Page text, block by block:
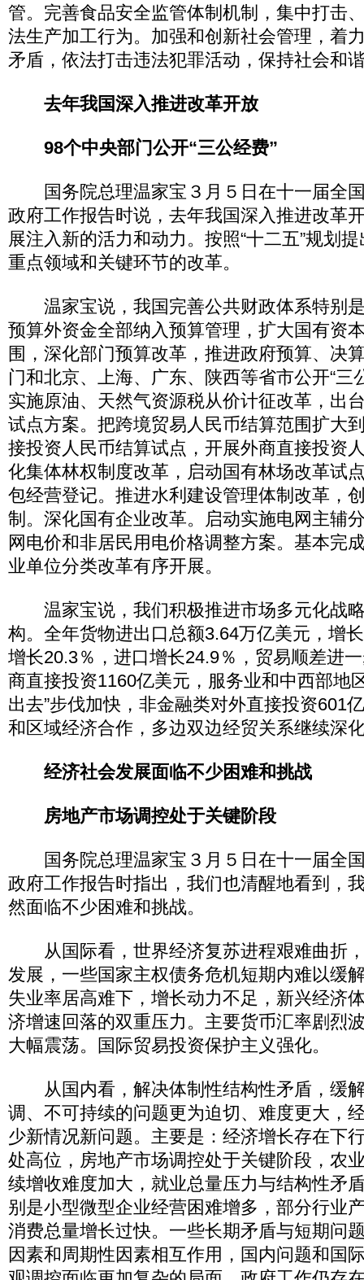
管。完善食品安全监管体制机制，集中打击
法生产加工行为。加强和创新社会管理，着
矛盾，依法打击违法犯罪活动，保持社会和
去年我国深入推进改革开放
98个中央部门公开“三公经费”
国务院总理温家宝３月５日在十一届全
政府工作报告时说，去年我国深入推进改革
展注入新的活力和动力。按照“十二五”规划
重点领域和关键环节的改革。
温家宝说，我国完善公共财政体系特别
预算外资金全部纳入预算管理，扩大国有资
围，深化部门预算改革，推进政府预算、决
门和北京、上海、广东、陕西等省市公开“三
实施原油、天然气资源税从价计征改革，出
试点方案。把跨境贸易人民币结算范围扩大
接投资人民币结算试点，开展外商直接投资
化集体林权制度改革，启动国有林场改革试
包经营登记。推进水利建设管理体制改革，
制。深化国有企业改革。启动实施电网主辅
网电价和非居民用电价格调整方案。基本完
业单位分类改革有序开展。
温家宝说，我们积极推进市场多元化战
构。全年货物进出口总额3.64万亿美元，增
增长20.3％，进口增长24.9％，贸易顺差进
商直接投资1160亿美元，服务业和中西部地
出去”步伐加快，非金融类对外直接投资601
和区域经济合作，多边双边经贸关系继续深
经济社会发展面临不少困难和挑战
房地产市场调控处于关键阶段
国务院总理温家宝３月５日在十一届全
政府工作报告时指出，我们也清醒地看到，
然面临不少困难和挑战。
从国际看，世界经济复苏进程艰难曲折
发展，一些国家主权债务危机短期内难以缓
失业率居高难下，增长动力不足，新兴经济
济增速回落的双重压力。主要货币汇率剧烈
大幅震荡。国际贸易投资保护主义强化。
从国内看，解决体制性结构性矛盾，缓
调、不可持续的问题更为迫切、难度更大，
少新情况新问题。主要是：经济增长存在下
处高位，房地产市场调控处于关键阶段，农
续增收难度加大，就业总量压力与结构性矛
别是小型微型企业经营困难增多，部分行业
消费总量增长过快。一些长期矛盾与短期问
因素和周期性因素相互作用，国内问题和国